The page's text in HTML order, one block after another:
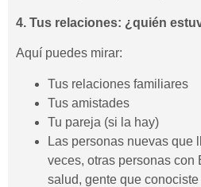
4. Tus relaciones: ¿quién
Aquí puedes mirar:
Tus relaciones familiares
Tus amistades
Tu pareja (si la hay)
Las personas nuevas que
veces, otras personas con
salud, gente que